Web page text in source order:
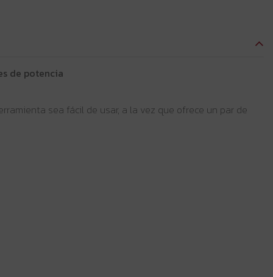
de potencia
sea fácil de usar, a la vez que ofrece un par de